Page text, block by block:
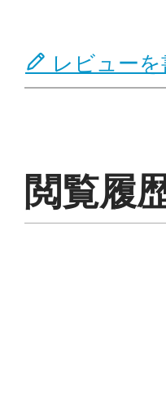
レビューを
閲覧履